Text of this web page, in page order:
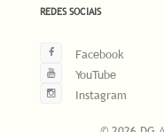
REDES SOCIAIS
Facebook
YouTube
Instagram